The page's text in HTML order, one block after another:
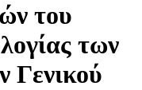
του
των
Γενικού